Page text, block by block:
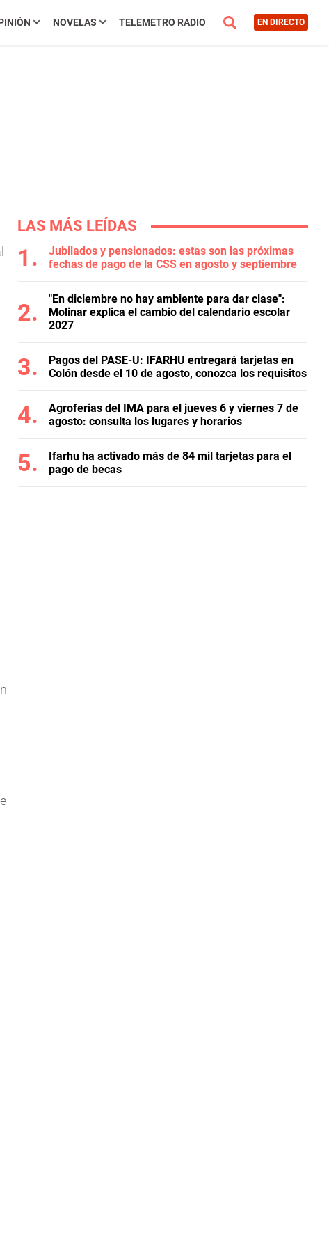
NOVELAS TELEMETRO RADIO EN DIRECTO
LAS MÁS LEÍDAS
Jubilados y pensionados: estas son las próximas
fechas de pago de la CSS en agosto y septiembre
"En diciembre no hay ambiente para dar clase":
Molinar explica el cambio del calendario escolar
2027
Pagos del PASE-U: IFARHU entregará tarjetas en
Colón desde el 10 de agosto, conozca los requisitos
Agroferias del IMA para el jueves 6 y viernes 7 de
agosto: consulta los lugares y horarios
Ifarhu ha activado más de 84 mil tarjetas para el
pago de becas